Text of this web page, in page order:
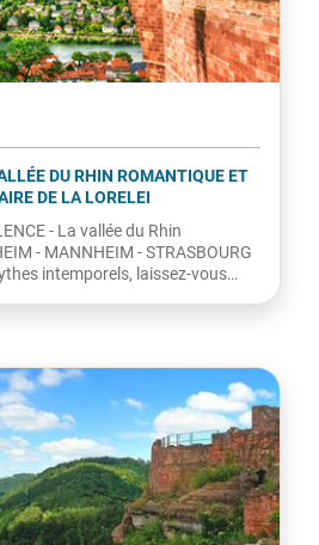
DU RHIN ROMANTIQUE ET
DE LA LORELEI
- La vallée du Rhin
- MANNHEIM - STRASBOURG
intemporels, laissez-vous